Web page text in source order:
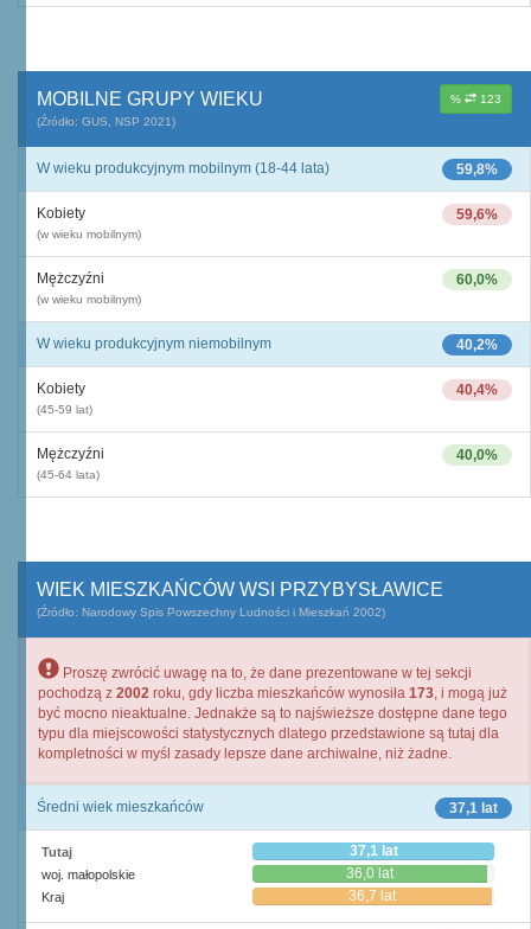
% 123
MOBILNE GRUPY WIEKU
(Źródło: GUS, NSP 2021)
59,8%
W wieku produkcyjnym mobilnym (18-44 lata)
59,6%
Kobiety
(w wieku mobilnym)
60,0%
Mężczyźni
(w wieku mobilnym)
40,2%
W wieku produkcyjnym niemobilnym
40,4%
Kobiety
(45-59 lat)
40,0%
Mężczyźni
(45-64 lata)
WIEK MIESZKAŃCÓW WSI PRZYBYSŁAWICE
(Źródło: Narodowy Spis Powszechny Ludności i Mieszkań 2002)
Proszę zwrócić uwagę na to, że dane prezentowane w tej sekcji
pochodzą z 2002 roku, gdy liczba mieszkańców wynosiła 173, i mogą już
być mocno nieaktualne. Jednakże są to najświeższe dostępne dane tego
typu dla miejscowości statystycznych dlatego przedstawione są tutaj dla
kompletności w myśl zasady lepsze dane archiwalne, niż żadne.
37,1 lat
Średni wiek mieszkańców
Tutaj 37,1 lat
woj. małopolskie 36,0 lat
Kraj 36,7 lat